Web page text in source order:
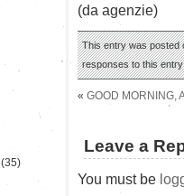
(da agenzie)
This entry was posted
responses to this
« GOOD MORNING,
Leave a
You must be
(35)